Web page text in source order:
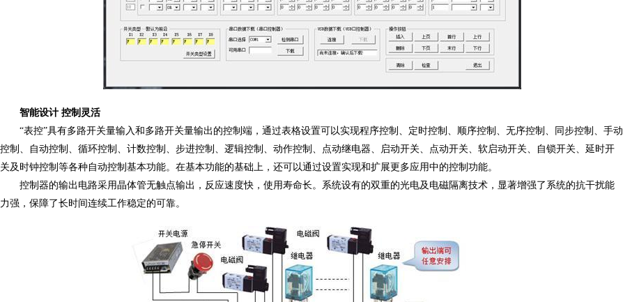
智能设计 控制灵活
“表控”具有多路开关量输入和多路开关量输出的控制端，通过表格设置可以实现程序控制、定时控制、顺序控制、无序控制、同步控制、手动
控制、自动控制、循环控制、计数控制、步进控制、逻辑控制、动作控制、点动继电器、启动开关、点动开关、软启动开关、自锁开关、延时开
关及时钟控制等各种自动控制基本功能。在基本功能的基础上，还可以通过设置实现和扩展更多应用中的控制功能。
控制器的输出电路采用晶体管无触点输出，反应速度快，使用寿命长。系统设有的双重的光电及电磁隔离技术，显著增强了系统的抗干扰能
力强，保障了长时间连续工作稳定的可靠。